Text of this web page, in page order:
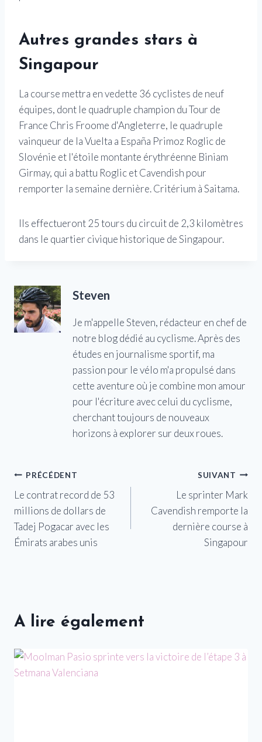
Autres grandes stars à
Singapour
La course mettra en vedette 36 cyclistes de neuf
équipes, dont le quadruple champion du Tour de
France Chris Froome d'Angleterre, le quadruple
vainqueur de la Vuelta a España Primoz Roglic de
Slovénie et l'étoile montante érythréenne Biniam
Girmay, qui a battu Roglic et Cavendish pour
remporter la semaine dernière. Critérium à Saitama.
Ils effectueront 25 tours du circuit de 2,3 kilomètres
dans le quartier civique historique de Singapour.
Steven
Je m'appelle Steven, rédacteur en chef de
notre blog dédié au cyclisme. Après des
études en journalisme sportif, ma
passion pour le vélo m'a propulsé dans
cette aventure où je combine mon amour
pour l'écriture avec celui du cyclisme,
cherchant toujours de nouveaux
horizons à explorer sur deux roues.
Navigation
de
l’article
PRÉCÉDENT
Le contrat record de 53
millions de dollars de
Tadej Pogacar avec les
Émirats arabes unis
SUIVANT
Le sprinter Mark
Cavendish remporte la
dernière course à
Singapour
A lire également